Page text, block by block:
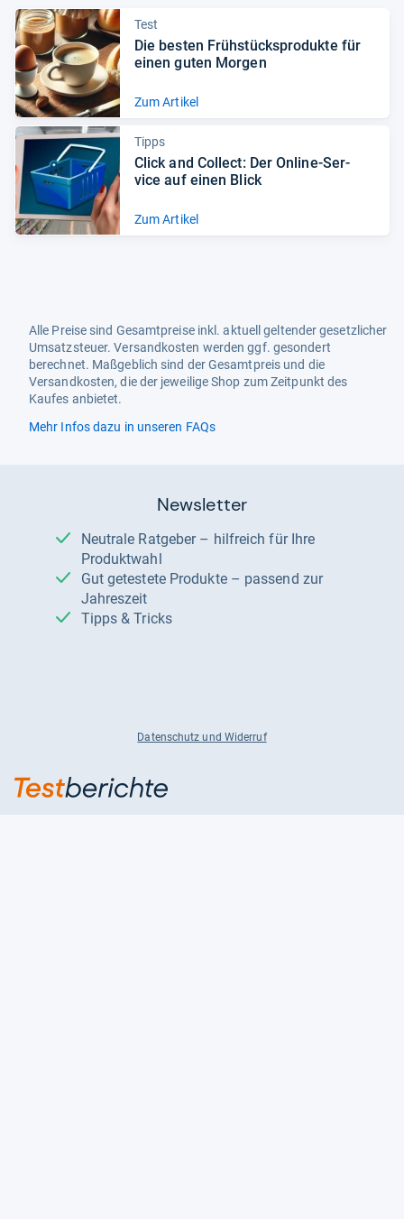
Test
Die bes­ten Früh­stück­s­pro­dukte für
einen guten Mor­gen
Zum Artikel
Tipps
Click and Col­lect: Der Online-​Ser­
vice auf einen Blick
Zum Artikel
Alle Preise sind Gesamtpreise inkl. aktuell geltender gesetzlicher
Umsatzsteuer. Versandkosten werden ggf. gesondert
berechnet. Maßgeblich sind der Gesamtpreis und die
Versandkosten, die der jeweilige Shop zum Zeitpunkt des
Kaufes anbietet.
Mehr Infos dazu in unseren FAQs
Newsletter
Neutrale Ratgeber – hilfreich für Ihre
Produktwahl
Gut getestete Produkte – passend zur
Jahreszeit
Tipps & Tricks
Datenschutz und Widerruf